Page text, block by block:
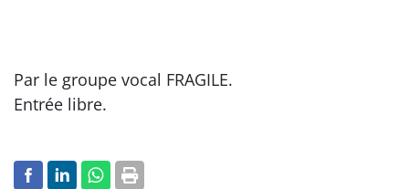
Par le groupe vocal FRAGILE.
Entrée libre.